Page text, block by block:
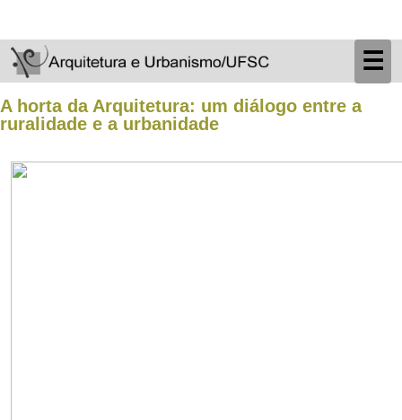
☰
A horta da Arquitetura: um diálogo entre a
ruralidade e a urbanidade